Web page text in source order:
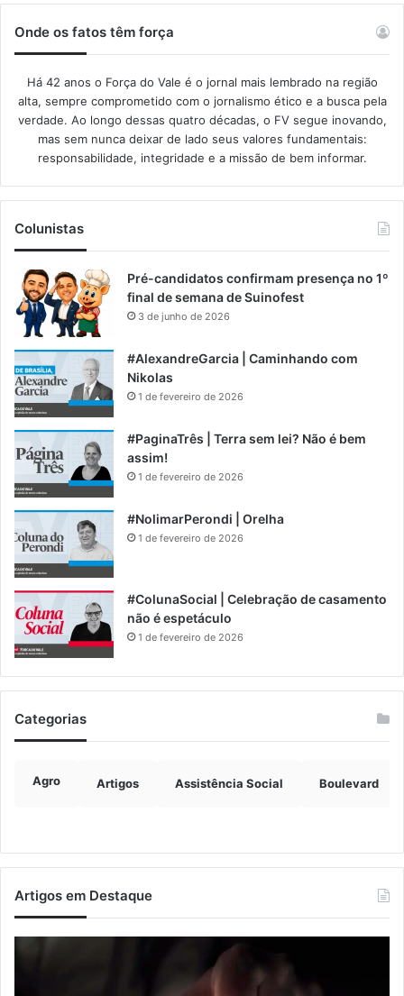
Onde os fatos têm força
Há 42 anos o Força do Vale é o jornal mais lembrado na região
alta, sempre comprometido com o jornalismo ético e a busca pela
verdade. Ao longo dessas quatro décadas, o FV segue inovando,
mas sem nunca deixar de lado seus valores fundamentais:
responsabilidade, integridade e a missão de bem informar.​
Colunistas
Pré-candidatos confirmam presença no 1º
final de semana de Suinofest
3 de junho de 2026
#AlexandreGarcia | Caminhando com
Nikolas
1 de fevereiro de 2026
#PaginaTrês | Terra sem lei? Não é bem
assim!
1 de fevereiro de 2026
#NolimarPerondi | Orelha
1 de fevereiro de 2026
#ColunaSocial | Celebração de casamento
não é espetáculo
1 de fevereiro de 2026
Categorias
Agro Artigos Assistência Social Boulevard
Artigos em Destaque